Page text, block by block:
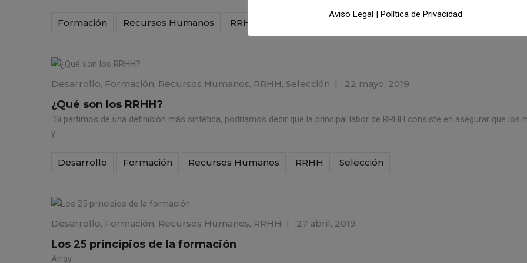
Formación Recursos Humanos RRHH
Desarrollo, Formación, Recursos Humanos, RRHH, Selección | 22 mayo, 2019
¿Qué son los RRHH?
"Si partimos de una definición más sintética, podríamos decir que la principal labor de RRHH consiste en asegurar que
y
Desarrollo Formación Recursos Humanos RRHH Selección
Desarrollo, Formación, Recursos Humanos, RRHH | 27 abril, 2019
Los 25 principios de la formación
Array
Aviso Legal| Política de Privacidad